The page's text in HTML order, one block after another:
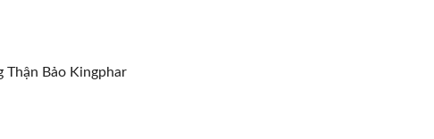
Thận Bảo Kingphar